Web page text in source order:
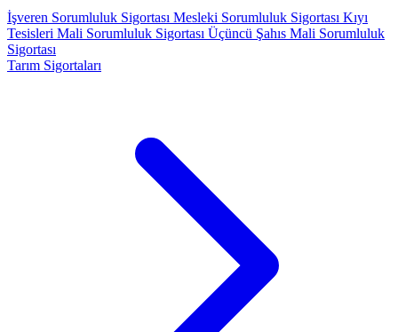
İşveren Sorumluluk Sigortası Mesleki Sorumluluk Sigortası Kıyı
Tesisleri Mali Sorumluluk Sigortası Üçüncü Şahıs Mali Sorumluluk
Sigortası
Tarım Sigortaları